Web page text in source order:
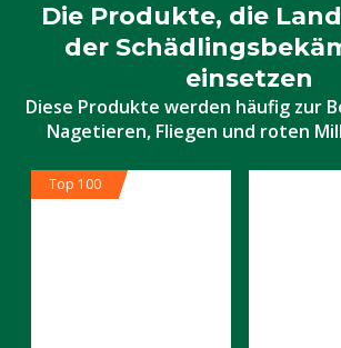
Die Produkte, die
der
einsetzen
Diese Produkte werden häufig zur
Nagetieren, Fliegen und roten
Top 100